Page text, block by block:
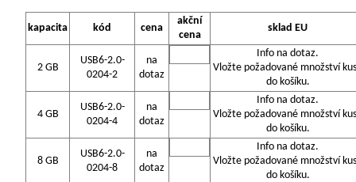
kapacita kód cena
akční
cena
sklad EU
2 GB
USB6-2.0-
0204-2
na
dotaz
Info na dotaz.
Vložte požadované množství
do košíku.
4 GB
USB6-2.0-
0204-4
na
dotaz
Info na dotaz.
Vložte požadované množství
do košíku.
8 GB
USB6-2.0-
0204-8
na
dotaz
Info na dotaz.
Vložte požadované množství
do košíku.